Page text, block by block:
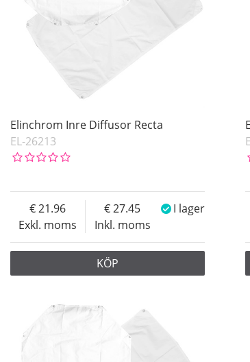
Elinchrom Inre Diffusor Recta
EL-26213
Exkl. moms
21.96
Inkl. moms
27.45 I lager
KÖP